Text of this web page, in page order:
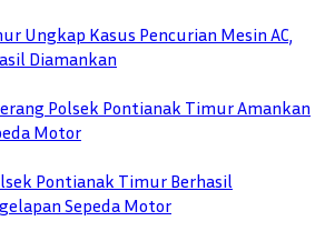
Ungkap Kasus Pencurian Mesin AC,
Diamankan
Polsek Pontianak Timur Amankan
Motor
Pontianak Timur Berhasil
Sepeda Motor